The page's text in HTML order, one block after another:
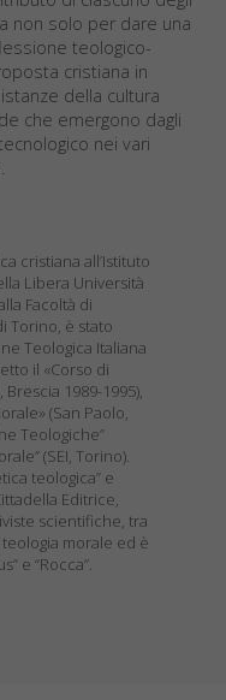
non solo per dare una
teologico-
cristiana in
della cultura
che emergono dagli
nei vari
cristiana all’Istituto
Libera Università
Facoltà di
Torino, è stato
Teologica Italiana
il «Corso di
1989-1995),
(San Paolo,
Teologiche”
(SEI, Torino).
teologica” e
Editrice,
scientifiche, tra
morale ed è
e “Rocca”.